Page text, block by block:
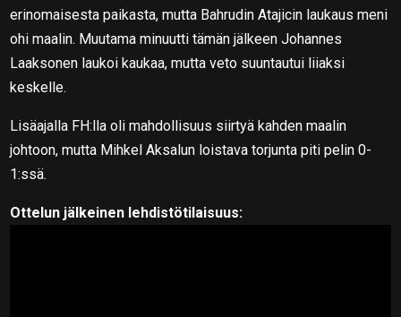
erinomaisesta paikasta, mutta Bahrudin Atajicin laukaus meni
ohi maalin. Muutama minuutti tämän jälkeen Johannes
Laaksonen laukoi kaukaa, mutta veto suuntautui liiaksi
keskelle.
Lisäajalla FH:lla oli mahdollisuus siirtyä kahden maalin
johtoon, mutta Mihkel Aksalun loistava torjunta piti pelin 0-
1:ssä.
Ottelun jälkeinen lehdistötilaisuus: